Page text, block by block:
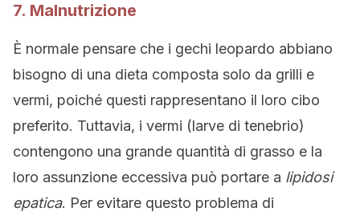
7. Malnutrizione
È normale pensare che i gechi leopardo abbiano
bisogno di una dieta composta solo da grilli e
vermi, poiché questi rappresentano il loro cibo
preferito. Tuttavia, i vermi (larve di tenebrio)
contengono una grande quantità di grasso e la
loro assunzione eccessiva può portare a lipidosi
epatica. Per evitare questo problema di